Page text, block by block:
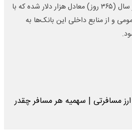
سقف پرداختی به هر مسافر در سال (۳۶۵ روز) معادل هزار دلار شده که با
و از منابع داخلی این بانک‌ها به